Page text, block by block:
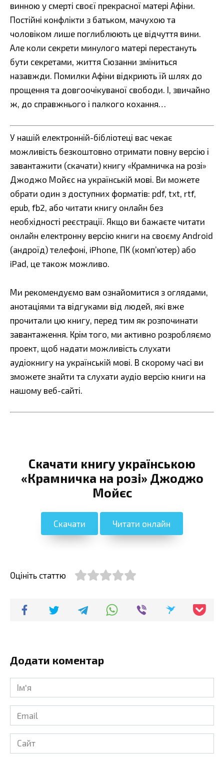
винною у смерті своєї прекрасної матері Афіни.
Постійні конфлікти з батьком, мачухою та
чоловіком лише поглиблюють це відчуття вини.
Але коли секрети минулого матері перестануть
бути секретами, життя Сюзанни зміниться
назавжди. Помилки Афіни відкриють їй шлях до
прощення та довгоочікуваної свободи. І, звичайно
ж, до справжнього і палкого кохання…
У нашій електронній-бібліотеці вас чекає
можливість безкоштовно отримати повну версію і
завантажити (скачати) книгу «Крамничка на розі»
Джоджо Мойєс на українській мові. Ви можете
обрати один з доступних форматів: pdf, txt, rtf,
epub, fb2, або читати книгу онлайн без
необхідності реєстрації. Якщо ви бажаєте читати
онлайн електронну версію книги на своєму Android
(андроїд) телефоні, iPhone, ПК (комп’ютер) або
iPad, це також можливо.
Ми рекомендуємо вам ознайомитися з оглядами,
анотаціями та відгуками від людей, які вже
прочитали цю книгу, перед тим як розпочинати
завантаження. Крім того, ми активно розробляємо
проект, щоб надати можливість слухати
аудіокнигу на українській мові. В скорому часі ви
зможете знайти та слухати аудіо версію книги на
нашому веб-сайті.
Скачати книгу українською
«Крамничка на розі» Джоджо
Мойєс
Скачати Читати онлайн
Оцініть статтю
Додати коментар
Ім'я
Email
Сайт